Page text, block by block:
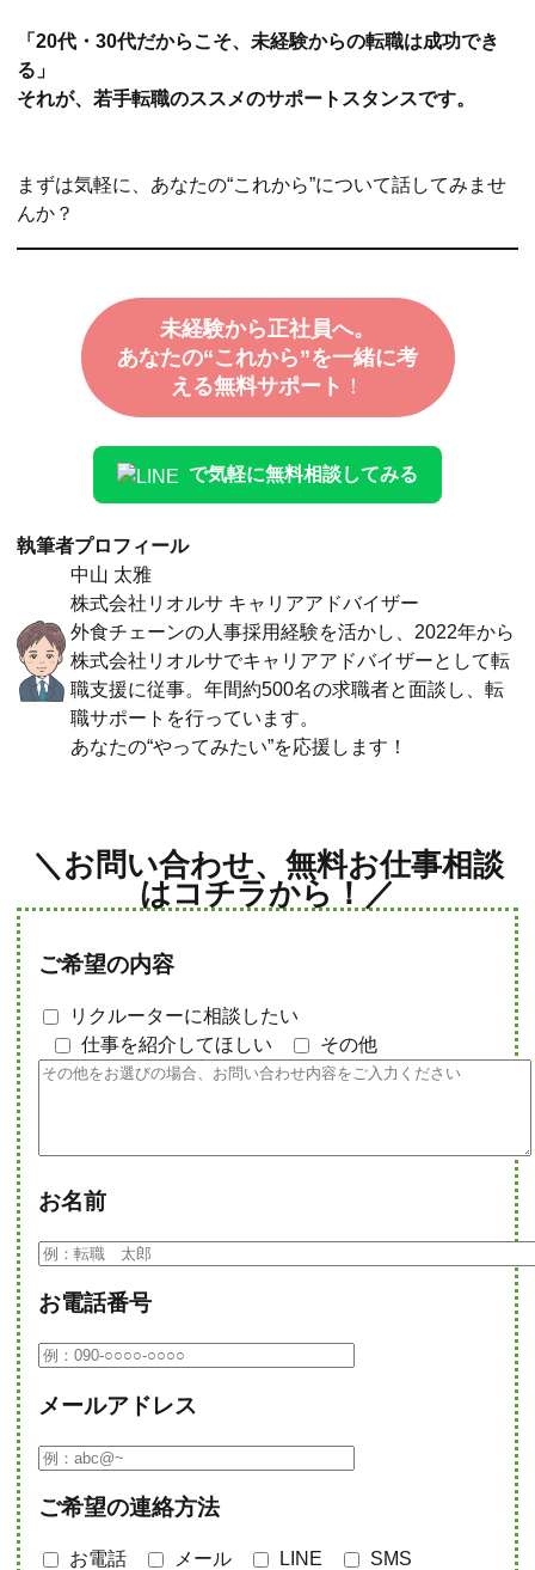
「20代・30代だからこそ、未経験からの転職は成功でき
る」
それが、若手転職のススメのサポートスタンスです。
まずは気軽に、あなたの“これから”について話してみませ
んか？
未経験から正社員へ。
あなたの“これから”を一緒に考
える無料サポート ！
で気軽に無料相談してみる
執筆者プロフィール
中山 太雅
株式会社リオルサ キャリアアドバイザー
外食チェーンの人事採用経験を活かし、2022年から
株式会社リオルサでキャリアアドバイザーとして転
職支援に従事。年間約500名の求職者と面談し、転
職サポートを行っています。
あなたの“やってみたい”を応援します！
＼お問い合わせ、無料お仕事相談
はコチラから！／
ご希望の内容
リクルーターに相談したい
仕事を紹介してほしい
その他
お名前
お電話番号
メールアドレス
ご希望の連絡方法
お電話 メール LINE SMS